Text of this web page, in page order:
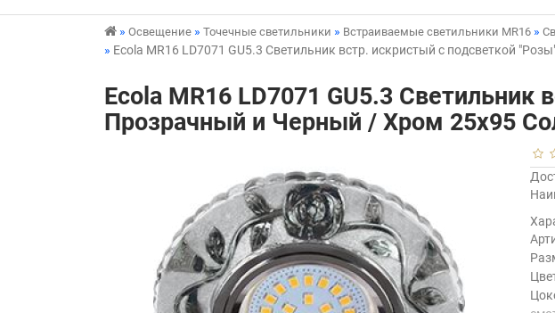
Освещение Точечные светильники Встраиваемые светильники MR16
Ecola MR16 LD7071 GU5.3 Светильник встр. искристый с подсветкой
Ecola MR16 LD7071 GU5.3
Прозрачный и Черный / Хром 25x95